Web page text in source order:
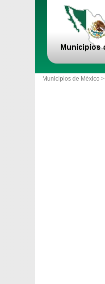
Municipios de México >